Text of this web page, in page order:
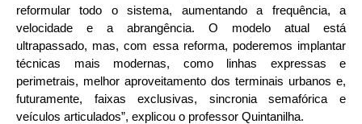
reformular todo o sistema, aumentando a frequência, a
velocidade e a abrangência. O modelo atual está
ultrapassado, mas, com essa reforma, poderemos implantar
técnicas mais modernas, como linhas expressas e
perimetrais, melhor aproveitamento dos terminais urbanos e,
futuramente, faixas exclusivas, sincronia semafórica e
veículos articulados”, explicou o professor Quintanilha.